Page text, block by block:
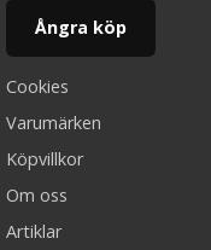
Ångra köp
Cookies
Varumärken
Köpvillkor
Om oss
Artiklar